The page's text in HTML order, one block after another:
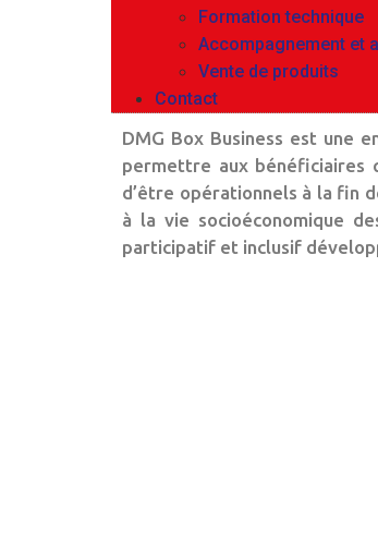
Formation technique
Accompagnement et
Vente de produits
Contact
DMG Box Business est une
permettre aux bénéficiaires
d’être opérationnels à la fin
à la vie socioéconomique
participatif et inclusif